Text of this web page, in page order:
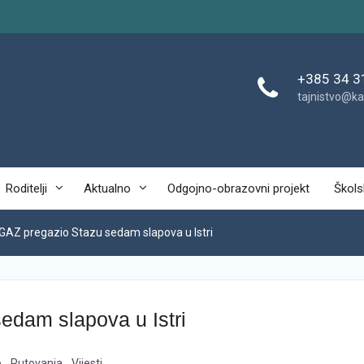
+385 34
Roditelji Aktualno Odgojno-obrazovni projekt
pregazio Stazu sedam slapova u Istri
slapova u Istri